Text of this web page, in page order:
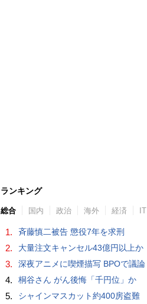
ランキング
総合 国内 政治 海外 経済 IT
1. 斉藤慎二被告 懲役7年を求刑
2. 大量注文キャンセル43億円以上か
3. 深夜アニメに喫煙描写 BPOで議論
4. 桐谷さん がん後悔「千円位」か
5. シャインマスカット約400房盗難